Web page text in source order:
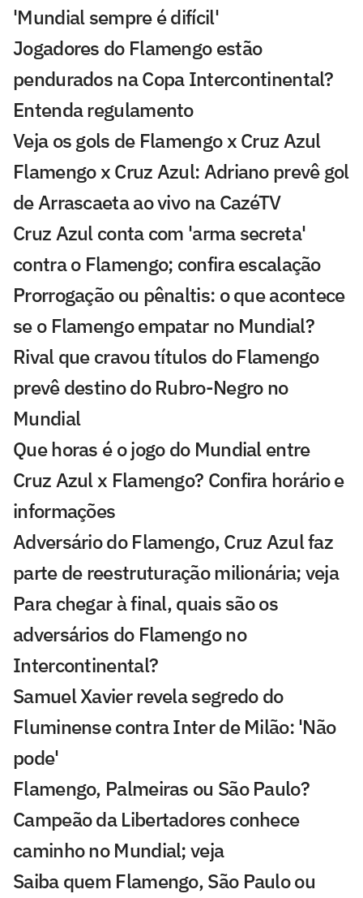
'Mundial sempre é difícil'
Jogadores do Flamengo estão
pendurados na Copa Intercontinental?
Entenda regulamento
Veja os gols de Flamengo x Cruz Azul
Flamengo x Cruz Azul: Adriano prevê gol
de Arrascaeta ao vivo na CazéTV
Cruz Azul conta com 'arma secreta'
contra o Flamengo; confira escalação
Prorrogação ou pênaltis: o que acontece
se o Flamengo empatar no Mundial?
Rival que cravou títulos do Flamengo
prevê destino do Rubro-Negro no
Mundial
Que horas é o jogo do Mundial entre
Cruz Azul x Flamengo? Confira horário e
informações
Adversário do Flamengo, Cruz Azul faz
parte de reestruturação milionária; veja
Para chegar à final, quais são os
adversários do Flamengo no
Intercontinental?
Samuel Xavier revela segredo do
Fluminense contra Inter de Milão: 'Não
pode'
Flamengo, Palmeiras ou São Paulo?
Campeão da Libertadores conhece
caminho no Mundial; veja
Saiba quem Flamengo, São Paulo ou